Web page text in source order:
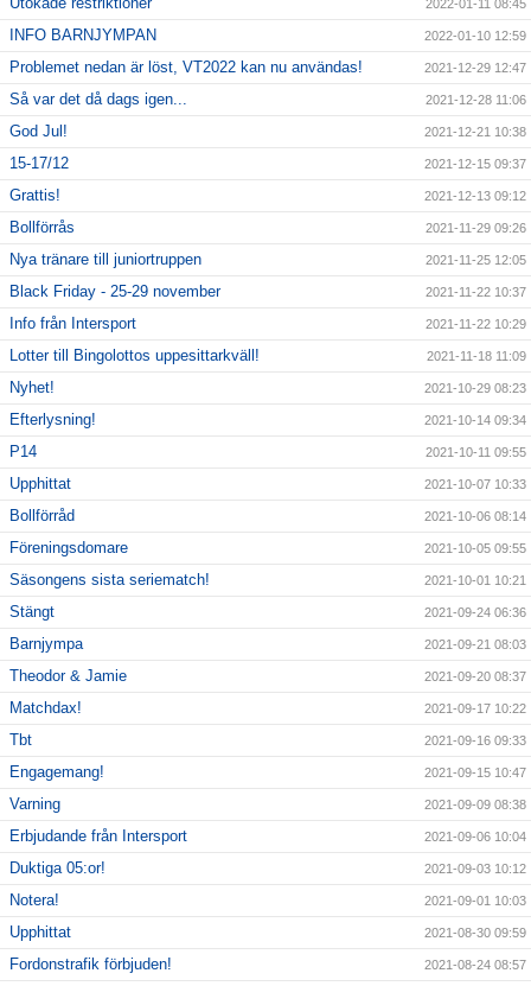
2022-01-11 08:45
INFO BARNJYMPAN 2022-01-10 12:59
Problemet nedan är löst, VT2022 kan nu användas! 2021-12-29 12:47
Så var det då dags igen... 2021-12-28 11:06
God Jul! 2021-12-21 10:38
15-17/12 2021-12-15 09:37
Grattis! 2021-12-13 09:12
Bollförrås 2021-11-29 09:26
Nya tränare till juniortruppen 2021-11-25 12:05
Black Friday - 25-29 november 2021-11-22 10:37
Info från Intersport 2021-11-22 10:29
Lotter till Bingolottos uppesittarkväll! 2021-11-18 11:09
Nyhet! 2021-10-29 08:23
Efterlysning! 2021-10-14 09:34
P14 2021-10-11 09:55
Upphittat 2021-10-07 10:33
Bollförråd 2021-10-06 08:14
Föreningsdomare 2021-10-05 09:55
Säsongens sista seriematch! 2021-10-01 10:21
Stängt 2021-09-24 06:36
Barnjympa 2021-09-21 08:03
Theodor & Jamie 2021-09-20 08:37
Matchdax! 2021-09-17 10:22
Tbt 2021-09-16 09:33
Engagemang! 2021-09-15 10:47
Varning 2021-09-09 08:38
Erbjudande från Intersport 2021-09-06 10:04
Duktiga 05:or! 2021-09-03 10:12
Notera! 2021-09-01 10:03
Upphittat 2021-08-30 09:59
Fordonstrafik förbjuden! 2021-08-24 08:57